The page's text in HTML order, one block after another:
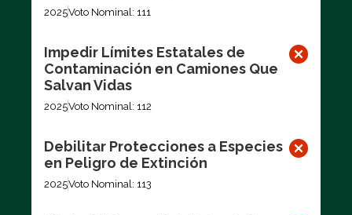
2025Voto Nominal: 111
Impedir Límites Estatales de
Contaminación en Camiones Que
Salvan Vidas
2025Voto Nominal: 112
Debilitar Protecciones a Especies
en Peligro de Extinción
2025Voto Nominal: 113